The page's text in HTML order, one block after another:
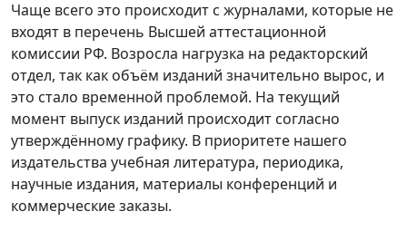
Чаще всего это происходит с журналами, которые не
входят в перечень Высшей аттестационной
комиссии РФ. Возросла нагрузка на редакторский
отдел, так как объём изданий значительно вырос, и
это стало временной проблемой. На текущий
момент выпуск изданий происходит согласно
утверждённому графику. В приоритете нашего
издательства учебная литература, периодика,
научные издания, материалы конференций и
коммерческие заказы.